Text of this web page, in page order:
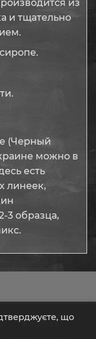
из
и тщательно
(Черный
можно в
есть
линеек,
3 образца,
Кэшбэк
що